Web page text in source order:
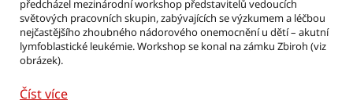
předcházel mezinárodní workshop představitelů vedoucích
světových pracovních skupin, zabývajících se výzkumem a léčbou
nejčastějšího zhoubného nádorového onemocnění u dětí – akutní
lymfoblastické leukémie. Workshop se konal na zámku Zbiroh (viz
obrázek).
Číst více